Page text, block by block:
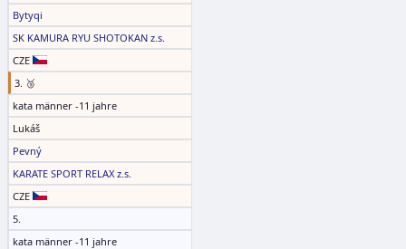
Bytyqi
SK KAMURA RYU SHOTOKAN z.s.
CZE
3. 🥉
kata männer -11 jahre
Lukáš
Pevný
KARATE SPORT RELAX z.s.
CZE
5.
kata männer -11 jahre